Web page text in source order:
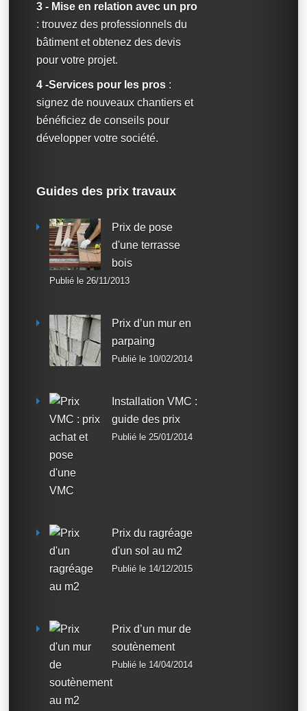
3 - Mise en relation avec un pro
: trouvez des professionnels du
bâtiment et obtenez des devis
pour votre projet.
4 -Services pour les pros :
signez de nouveaux chantiers et
bénéficiez de conseils pour
développer votre société.
Guides des prix travaux
Prix de pose
d'une terrasse
bois
Publié le 26/11/2013
Prix d’un mur en
parpaing
Publié le 10/02/2014
Installation VMC :
guide des prix
Publié le 25/01/2014
Prix du ragréage
d'un sol au m2
Publié le 14/12/2015
Prix d’un mur de
soutènement
Publié le 14/04/2014